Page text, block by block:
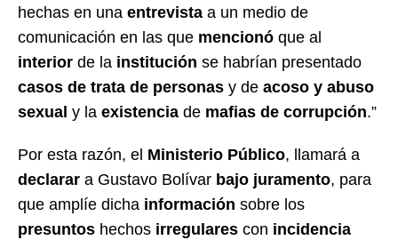
hechas en una entrevista a un medio de
comunicación en las que mencionó que al
interior de la institución se habrían presentado
casos de trata de personas y de acoso y abuso
sexual y la existencia de mafias de corrupción.”
Por esta razón, el Ministerio Público, llamará a
declarar a Gustavo Bolívar bajo juramento, para
que amplíe dicha información sobre los
presuntos hechos irregulares con incidencia